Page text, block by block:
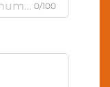
0/100